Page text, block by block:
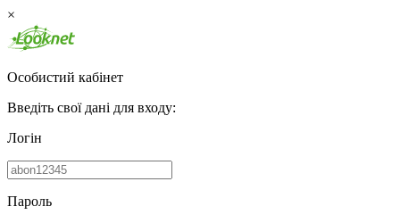
×
Особистий кабінет
Введіть свої дані для входу:
Логін
Пароль